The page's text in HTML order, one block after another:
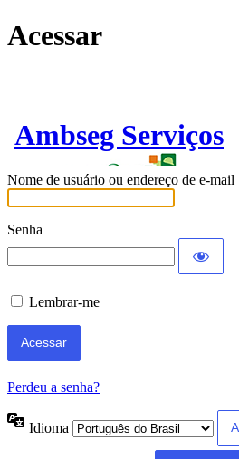
Acessar
Ambseg Serviços
Nome de usuário ou endereço de e-mail
Senha
Lembrar-me
Perdeu a senha?
Idioma